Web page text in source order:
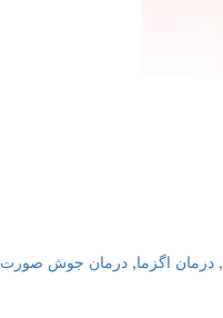
, درمان اگزما, درمان جوش صورت